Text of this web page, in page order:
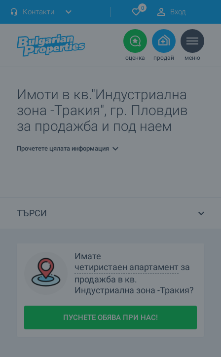
Контакти 0 Вход
оценка продай меню
Имоти в кв."Индустриална
зона -Тракия", гр. Пловдив
за продажба и под наем
Прочетете цялата информация
ТЪРСИ
Имате
четиристаен апартамент
многостаен апартамент
мезонет
за
продажба в кв.
Индустриална зона -Тракия?
ПУСНЕТЕ ОБЯВА ПРИ НАС!